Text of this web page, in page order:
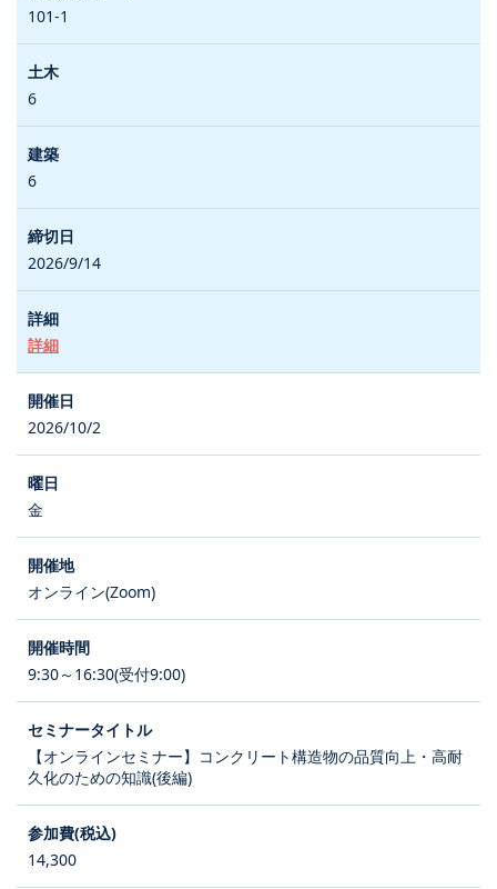
101-1
6
6
2026/9/14
詳細
2026/10/2
金
オンライン(Zoom)
9:30～16:30(受付9:00)
【オンラインセミナー】コンクリート構造物の品質向上・高耐
久化のための知識(後編)
14,300